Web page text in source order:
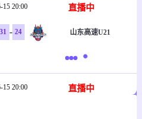
15 20:00 直播中
31 - 24 山东高速U21
15 20:00 直播中